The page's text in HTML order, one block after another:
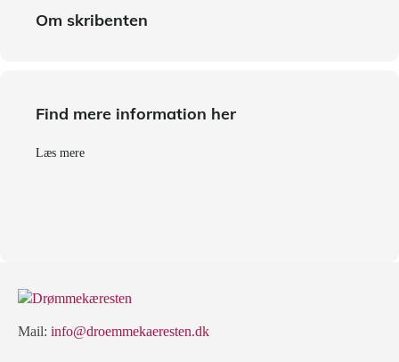
Om skribenten
Find mere information her
Læs mere
Mail: info@droemmekaeresten.dk